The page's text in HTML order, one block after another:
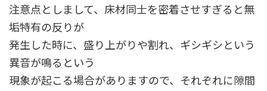
注意点としまして、床材同士を密着させすぎると無
垢特有の反りが
発生した時に、盛り上がりや割れ、ギシギシという
異音が鳴るという
現象が起こる場合がありますので、それぞれに隙間